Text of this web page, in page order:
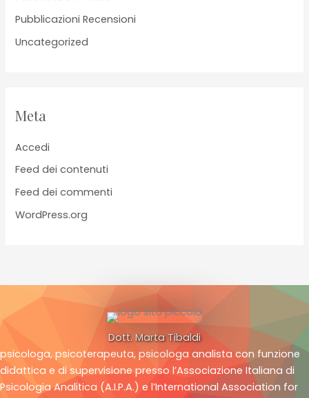
Pubblicazioni Recensioni
Uncategorized
Meta
Accedi
Feed dei contenuti
Feed dei commenti
WordPress.org
Dott. Marta Tibaldi
psicologa, psicoterapeuta, psicologa analista con funzione
didattica e di supervisione presso l’Associazione Italiana di
Psicologia Analitica (A.I.P.A.) e l’International Association for